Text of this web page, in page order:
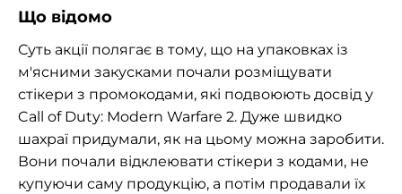
Що відомо
Суть акції полягає в тому, що на упаковках із
м'ясними закусками почали розміщувати
стікери з промокодами, які подвоюють досвід у
Call of Duty: Modern Warfare 2. Дуже швидко
шахраї придумали, як на цьому можна заробити.
Вони почали відклеювати стікери з кодами, не
купуючи саму продукцію, а потім продавали їх